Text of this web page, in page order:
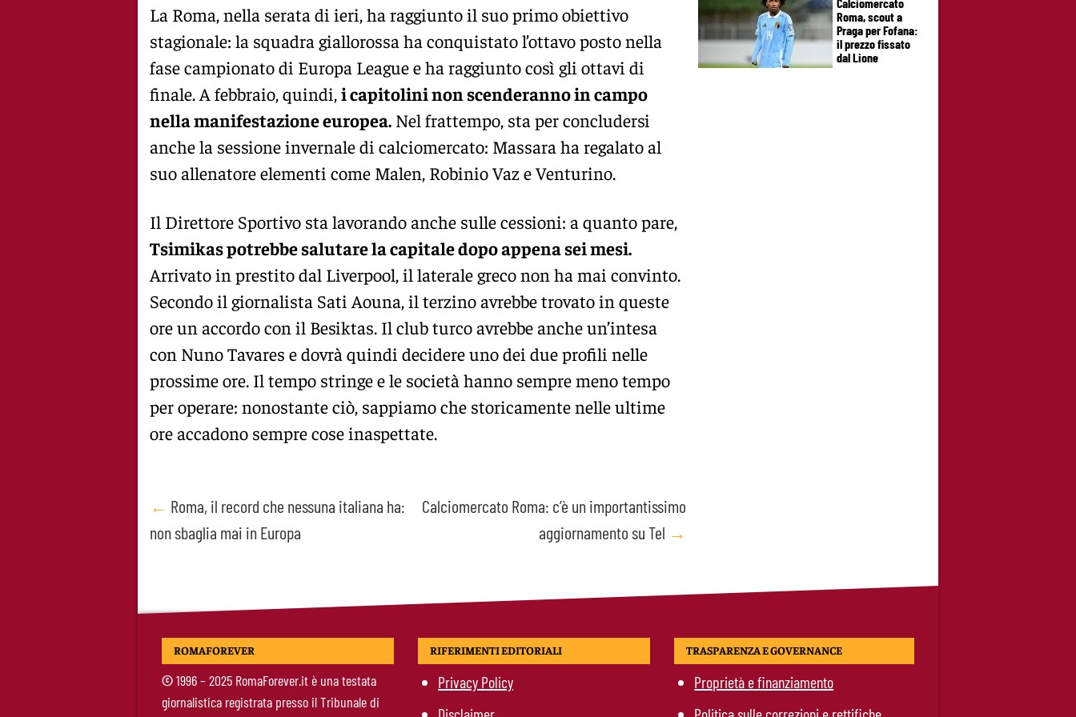
La Roma, nella serata di ieri, ha raggiunto il suo primo obiettivo
stagionale: la squadra giallorossa ha conquistato l’ottavo posto nella
fase campionato di Europa League e ha raggiunto così gli ottavi di
finale. A febbraio, quindi,i capitolini non scenderanno in campo
nella manifestazione europea. Nel frattempo, sta per concludersi
anche la sessione invernale di calciomercato: Massara ha regalato al
suo allenatore elementi come Malen, Robinio Vaz e Venturino.
Il Direttore Sportivo sta lavorando anche sulle cessioni: a quanto pare,
Tsimikas potrebbe salutare la capitale dopo appena sei mesi.
Arrivato in prestito dal Liverpool, il laterale greco non ha mai convinto.
Secondo il giornalista Sati Aouna, il terzino avrebbe trovato in queste
ore un accordo con il Besiktas. Il club turco avrebbe anche un’intesa
con Nuno Tavares e dovrà quindi decidere uno dei due profili nelle
prossime ore. Il tempo stringe e le società hanno sempre meno tempo
per operare: nonostante ciò, sappiamo che storicamente nelle ultime
ore accadono sempre cose inaspettate.
Post
navigation
← Roma, il record che nessuna italiana ha:
non sbaglia mai in Europa
Calciomercato Roma: c’è un importantissimo
aggiornamento su Tel →
Roma, scout a
Praga per Fofana:
il prezzo fissato
dal Lione
ROMAFOREVER
©1996 – 2025 RomaForever.it è una testata
giornalistica registrata presso il Tribunale di
RIFERIMENTI EDITORIALI
Privacy Policy
TRASPARENZA E GOVERNANCE
Proprietà e finanziamento